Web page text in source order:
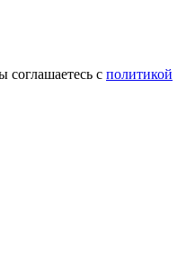
соглашаетесь с политикой